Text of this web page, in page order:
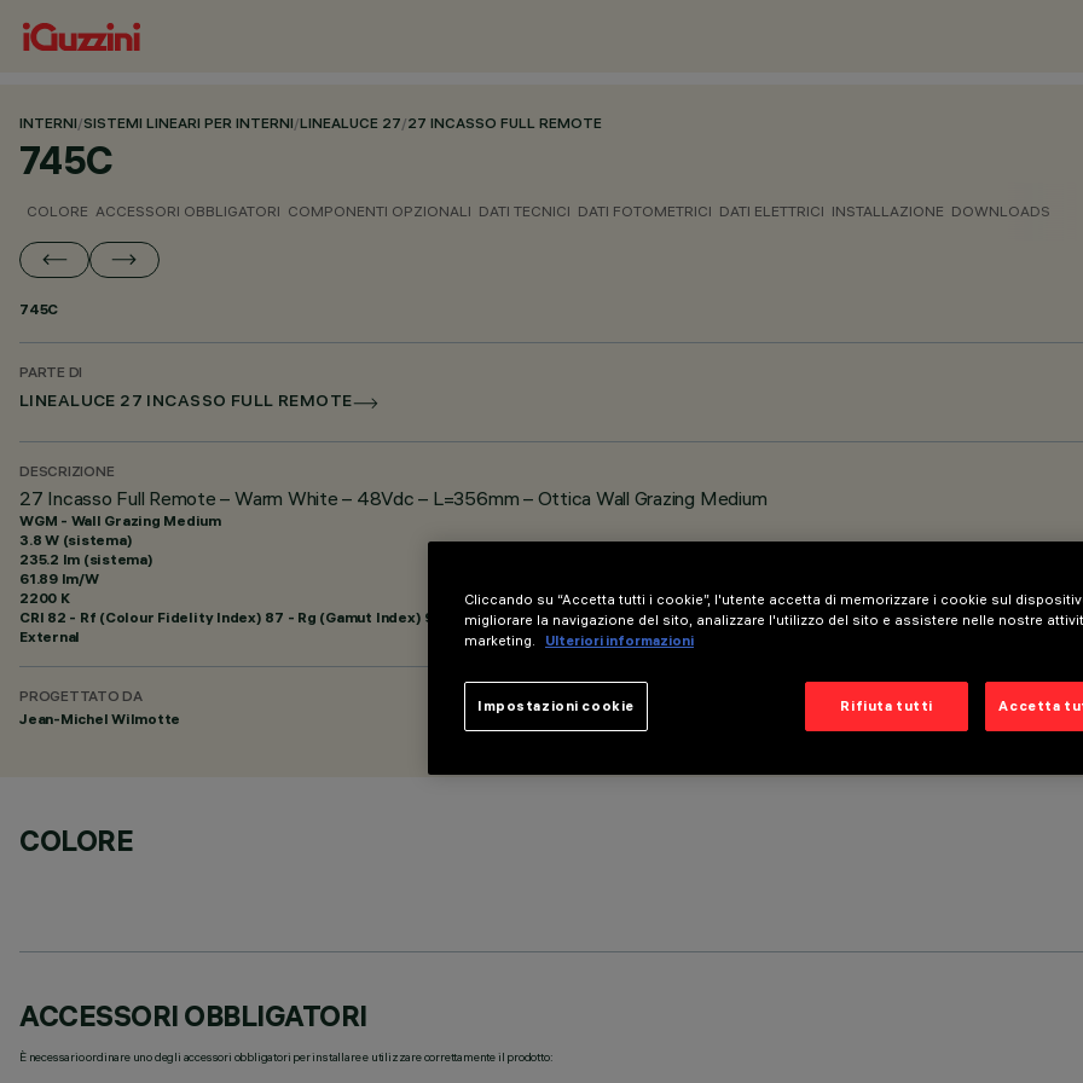
INTERNI/SISTEMI LINEARI PER INTERNI/LINEALUCE 27/27 INCASSO FULL REMOTE
745C
COLORE ACCESSORI OBBLIGATORI COMPONENTI OPZIONALI DATI TECNICI DATI FOTOMETRICI DATI ELETTRICI INSTALLAZIONE DOWNLOADS
745C
PARTE DI
LINEALUCE 27 INCASSO FULL REMOTE
DESCRIZIONE
27 Incasso Full Remote – Warm White – 48Vdc – L=356mm – Ottica Wall Grazing Medium
WGM - Wall Grazing Medium
3.8 W (sistema)
235.2 lm (sistema)
61.89 lm/W
2200 K
CRI 82 - Rf (Colour Fidelity Index) 87 - Rg (Gamut Index) 97
External
PROGETTATO DA
Jean-Michel Wilmotte
COLORE
ACCESSORI OBBLIGATORI
È necessario ordinare uno degli accessori obbligatori per installare e utilizzare correttamente il prodotto:
Cliccando su “Accetta tutti i cookie”, l'utente accetta di memorizzare i cookie sul
migliorare la navigazione del sito, analizzare l'utilizzo del sito e assistere nelle nostre
marketing.
Ulteriori informazioni
Rifiuta tutti Accetta
Impostazioni cookie